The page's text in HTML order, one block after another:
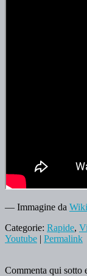
— Immagine da
Categorie: Rapide,
Youtube | Permalink
Commenta qui sotto